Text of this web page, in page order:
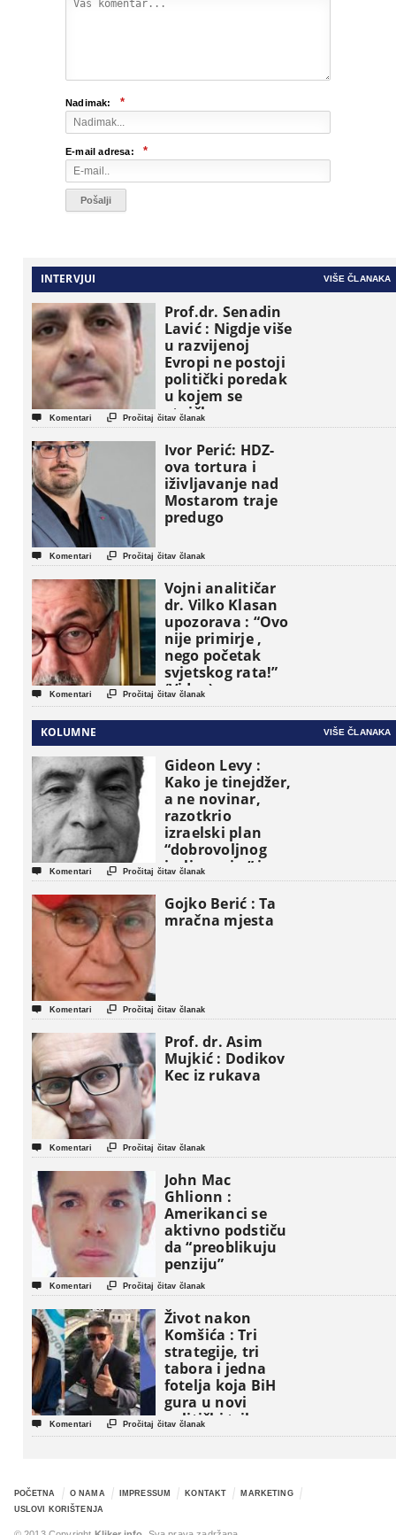
Nadimak: *
E-mail adresa: *
INTERVJUI VIŠE ČLANAKA
Prof.dr. Senadin
Lavić : Nigdje više
u razvijenoj
Evropi ne postoji
politički poredak
u kojem se
etničke grupe
pojavljuju kao
osnovne
političke jedinice
 Komentari  Pročitaj čitav članak
Ivor Perić: HDZ-
ova tortura i
iživljavanje nad
Mostarom traje
predugo
 Komentari  Pročitaj čitav članak
Vojni analitičar
dr. Vilko Klasan
upozorava : “Ovo
nije primirje ,
nego početak
svjetskog rata!”
(Video)
 Komentari  Pročitaj čitav članak
KOLUMNE VIŠE ČLANAKA
Gideon Levy :
Kako je tinejdžer,
a ne novinar,
razotkrio
izraelski plan
“dobrovoljnog
iseljavanja ” iz
Gaze
 Komentari  Pročitaj čitav članak
Gojko Berić : Ta
mračna mjesta
 Komentari  Pročitaj čitav članak
Prof. dr. Asim
Mujkić : Dodikov
Kec iz rukava
 Komentari  Pročitaj čitav članak
John Mac
Ghlionn :
Amerikanci se
aktivno podstiču
da “preoblikuju
penziju”
 Komentari  Pročitaj čitav članak
Život nakon
Komšića : Tri
strategije, tri
tabora i jedna
fotelja koja BiH
gura u novi
politički triler
 Komentari  Pročitaj čitav članak
POČETNA O NAMA IMPRESSUM KONTAKT
MARKETING
USLOVI KORIŠTENJA